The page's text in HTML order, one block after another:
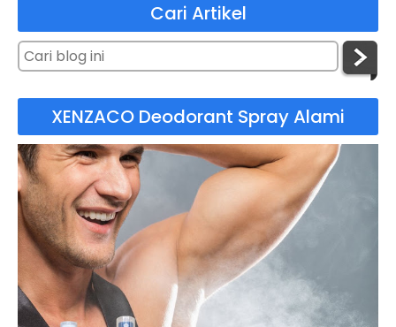
Cari Artikel
XENZACO Deodorant Spray Alami